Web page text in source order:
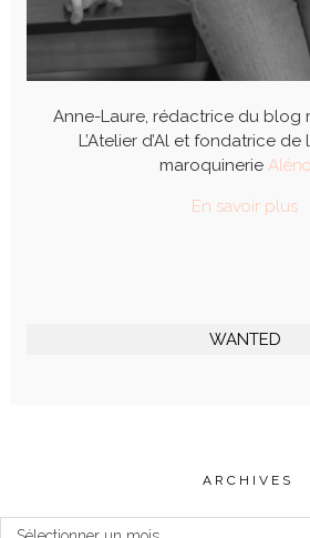
Anne-Laure, rédactrice du blog
L’Atelier d’Al et fondatrice
maroquinerie
En savoir plus
WANTED
ARCHIVES
Archives